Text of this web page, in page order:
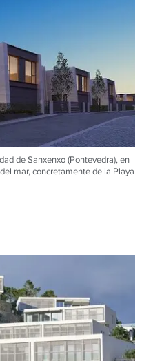
de Sanxenxo (Pontevedra), en
mar, concretamente de la Playa